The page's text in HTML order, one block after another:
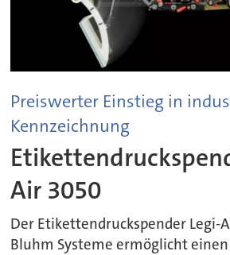
Preiswerter Einstieg in
Kennzeichnung
Air 3050
Der Etikettendruckspender Legi-
Bluhm Systeme ermöglicht